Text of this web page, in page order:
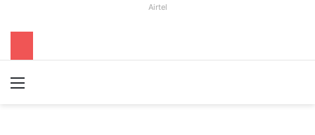
Airtel